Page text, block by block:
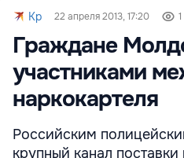
Kp 22 апреля 2013, 17:20
Граждане
участниками
наркокартеля
Российским
крупный канал